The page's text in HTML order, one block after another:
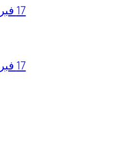
17 فبراير، 2026
17 فبراير، 2026